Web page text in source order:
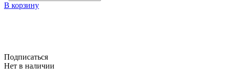
В корзину
Подписаться
Нет в наличии